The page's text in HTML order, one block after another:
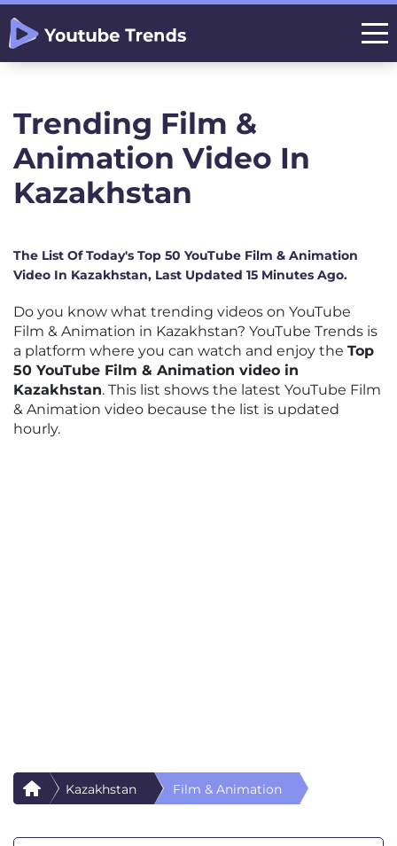
Trending Film &
Animation Video In
Kazakhstan
The List Of Today's Top 50 YouTube Film & Animation
Video In Kazakhstan, Last Updated 15 Minutes Ago.
Do you know what trending videos on YouTube
Film & Animation in Kazakhstan? YouTube Trends is
a platform where you can watch and enjoy the Top
50 YouTube Film & Animation video in
Kazakhstan. This list shows the latest YouTube Film
& Animation video because the list is updated
hourly.
Kazakhstan Film & Animation